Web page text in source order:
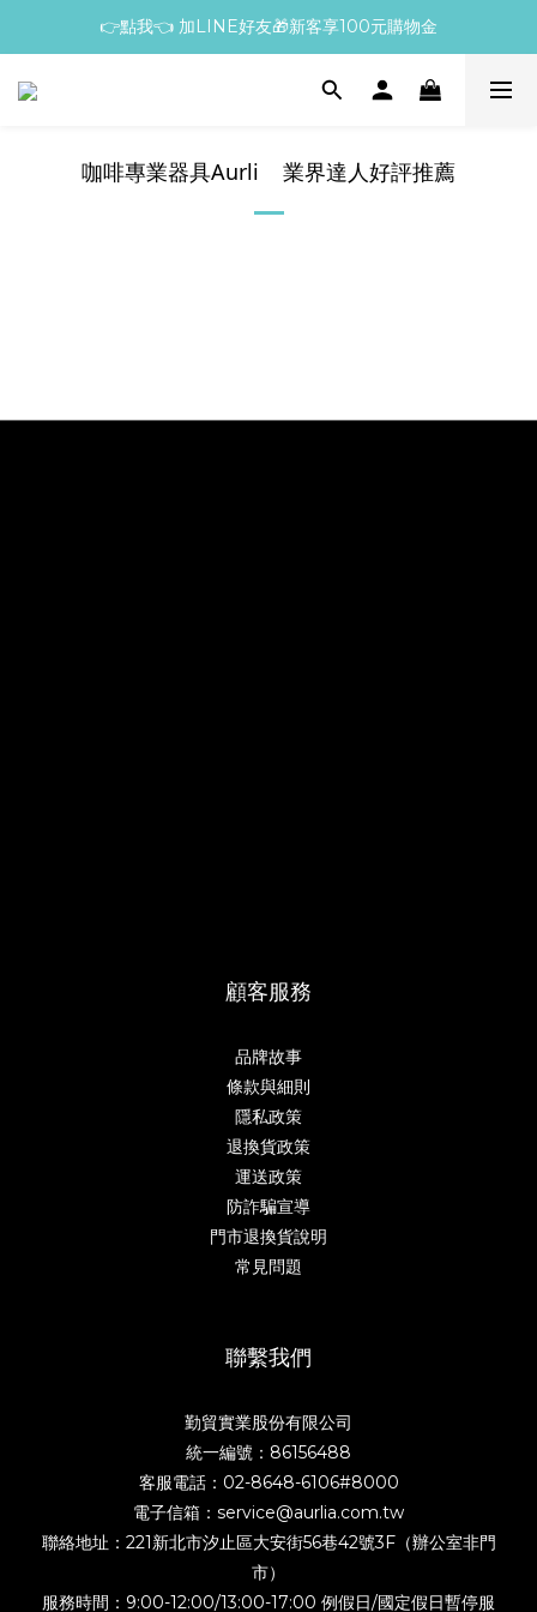
👉點我👈 加LINE好友🎁新客享100元購物金
咖啡專業器具Aurli 業界達人好評推薦
顧客服務
品牌故事
條款與細則
隱私政策
退換貨政策
運送政策
防詐騙宣導
門市退換貨說明
常見問題
聯繫我們
勤貿實業股份有限公司
統一編號：86156488
客服電話：02-8648-6106#8000
電子信箱：service@aurlia.com.tw
聯絡地址：221新北市汐止區大安街56巷42號3F（辦公室非門
市）
服務時間：9:00-12:00/13:00-17:00 例假日/國定假日暫停服